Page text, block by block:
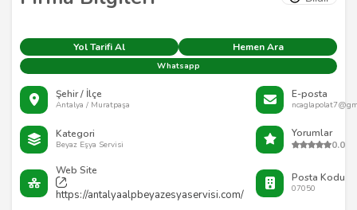
Yol Tarifi Al Hemen Ara
Whatsapp
Şehir / İlçe
Antalya / Muratpaşa
E-posta
Kategori
Beyaz Eşya Servisi
Yorumlar
0.0
Web Site
https://antalyaalpbeyazesyaservisi.com/
Posta Kodu
07050